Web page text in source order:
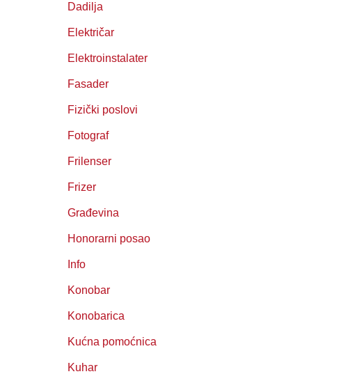
Dadilja
Električar
Elektroinstalater
Fasader
Fizički poslovi
Fotograf
Frilenser
Frizer
Građevina
Honorarni posao
Info
Konobar
Konobarica
Kućna pomoćnica
Kuhar